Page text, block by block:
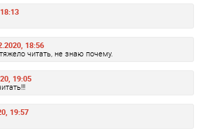
18:56
читать, не знаю почему.
19:05
19:57